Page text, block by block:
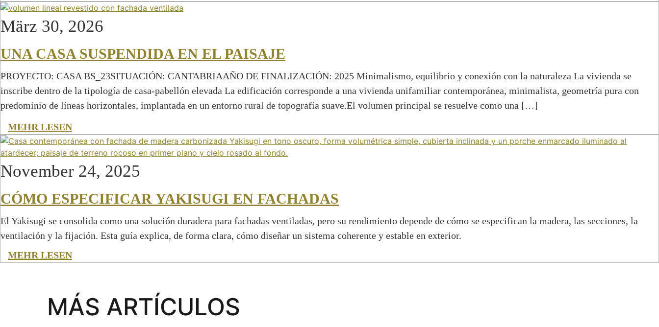
März 30, 2026
UNA CASA SUSPENDIDA EN EL PAISAJE
PROYECTO: CASA BS_23SITUACIÓN: CANTABRIAAÑO DE FINALIZACIÓN: 2025 Minimalismo, equilibrio y conexión con la naturaleza La vivienda se
inscribe dentro de la tipología de casa-pabellón elevada La edificación corresponde a una vivienda unifamiliar contemporánea, minimalista, geometría pura con
predominio de líneas horizontales, implantada en un entorno rural de topografía suave.El volumen principal se resuelve como una […]
MEHR LESEN
November 24, 2025
CÓMO ESPECIFICAR YAKISUGI EN FACHADAS
El Yakisugi se consolida como una solución duradera para fachadas ventiladas, pero su rendimiento depende de cómo se especifican la madera, las secciones, la
ventilación y la fijación. Esta guía explica, de forma clara, cómo diseñar un sistema coherente y estable en exterior.
MEHR LESEN
MÁS ARTÍCULOS